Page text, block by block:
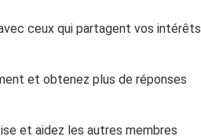
ceux qui partagent vos intérêts
et obtenez plus de réponses
et aidez les autres membres